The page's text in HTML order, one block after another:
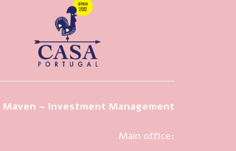
Maven – Investment Management
Main office: